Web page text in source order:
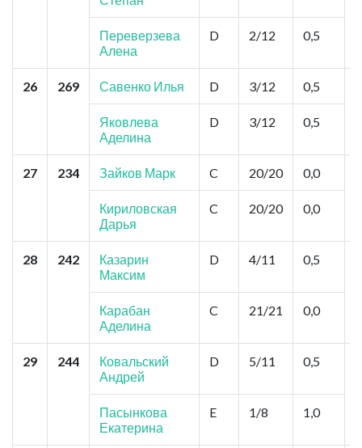
Переверзева
Алена
D 2/12 0,5
26 269 Савенко Илья D 3/12 0,5
Яковлева
Аделина
D 3/12 0,5
27 234 Зайков Марк C 20/20 0,0
Кириловская
Дарья
C 20/20 0,0
28 242
Казарин
Максим
D 4/11 0,5
Карабан
Аделина
C 21/21 0,0
29 244
Ковальский
Андрей
D 5/11 0,5
Пасынкова
Екатерина
E 1/8 1,0